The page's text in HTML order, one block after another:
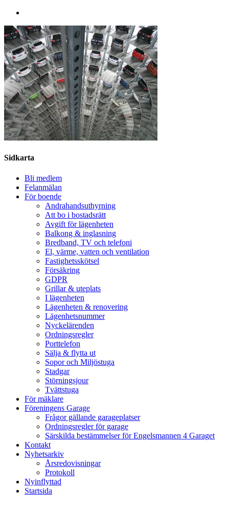
Sidkarta
Bli medlem
Felanmälan
För boende
Andrahandsuthyrning
Att bo i bostadsrätt
Avgift för lägenheten
Balkong & inglasning
Bredband, TV och telefoni
El, värme, vatten och ventilation
Fastighetsskötsel
Försäkring
GDPR
Grillar & uteplats
I lägenheten
Lägenheten & renovering
Lägenhetsnummer
Nyckelärenden
Ordningsregler
Porttelefon
Sälja & flytta ut
Sopor och Miljöstuga
Stadgar
Störningsjour
Tvättstuga
För mäklare
Föreningens Garage
Frågor gällande garageplatser
Ordningsregler för garage
Särskilda bestämmelser för Engelsmannen 4 Garaget
Kontakt
Nyhetsarkiv
Årsredovisningar
Protokoll
Nyinflyttad
Startsida